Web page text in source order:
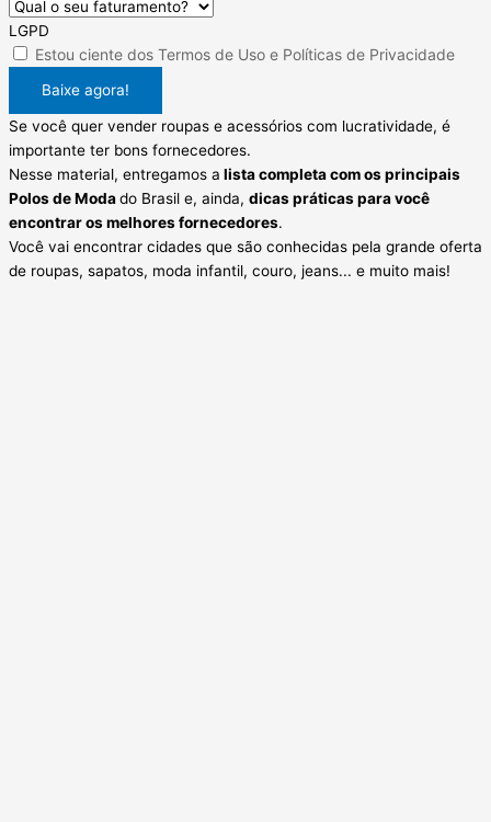
LGPD
Estou ciente dos Termos de Uso e Políticas de Privacidade
Baixe agora!
Se você quer vender roupas e acessórios com lucratividade, é
importante ter bons fornecedores.
Nesse material, entregamos a lista completa com os principais
Polos de Modado Brasil e, ainda, dicas práticas para você
encontrar os melhores fornecedores.
Você vai encontrar cidades que são conhecidas pela grande oferta
de roupas, sapatos, moda infantil, couro, jeans... e muito mais! ​